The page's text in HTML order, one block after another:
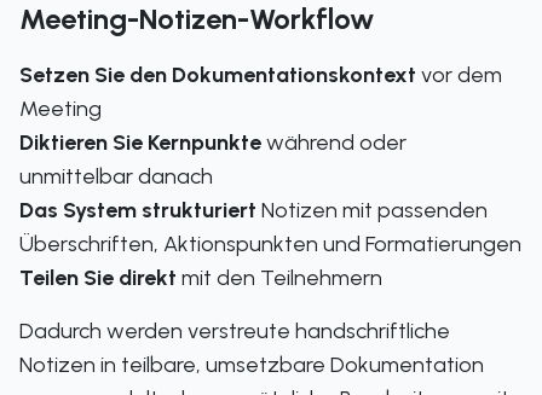
Meeting-Notizen-Workflow
Setzen Sie den Dokumentationskontext vor dem
Meeting
Diktieren Sie Kernpunktewährend oder
unmittelbar danach
Das System strukturiert Notizen mit passenden
Überschriften, Aktionspunkten und Formatierungen
Teilen Sie direkt mit den Teilnehmern
Dadurch werden verstreute handschriftliche
Notizen in teilbare, umsetzbare Dokumentation